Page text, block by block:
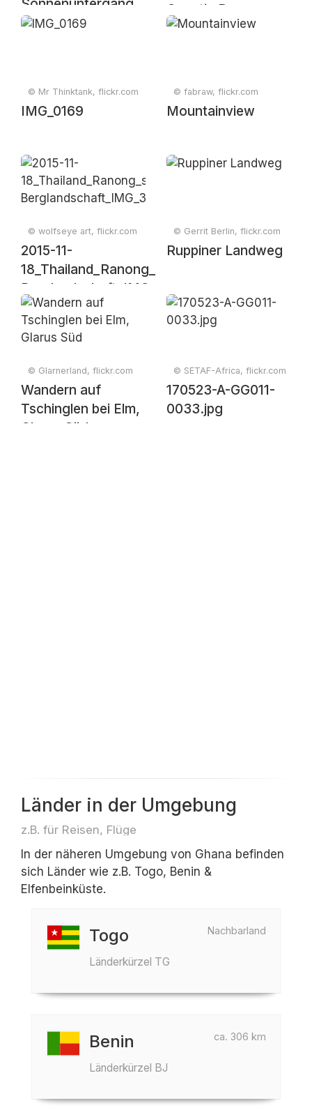
Sonnenuntergang
mit Baum
Genetic Resources
and Associated
Signing Ceremony
© Mr Thinktank, flickr.com
IMG_0169
© fabraw, flickr.com
Mountainview
© wolfseye art, flickr.com
2015-11-
18_Thailand_Ranong_surreale
Berglandschaft_IMG_3414surreal_cr
© Gerrit Berlin, flickr.com
Ruppiner Landweg
© Glarnerland, flickr.com
Wandern auf
Tschinglen bei Elm,
Glarus Süd
© SETAF-Africa, flickr.com
170523-A-GG011-
0033.jpg
Länder in der Umgebung
z.B. für Reisen, Flüge
In der näheren Umgebung von Ghana befinden
sich Länder wie z.B. Togo, Benin &
Elfenbeinküste.
Nachbarland
Togo
Länderkürzel TG
ca. 306 km
Benin
Länderkürzel BJ